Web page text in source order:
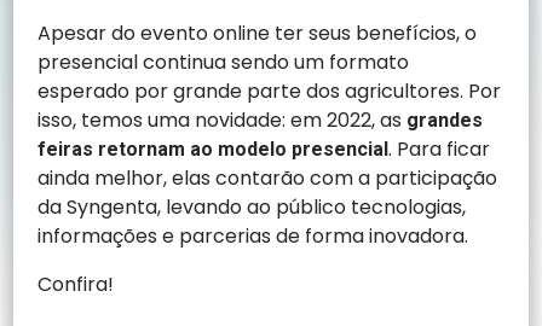
Apesar do evento online ter seus benefícios, o
presencial continua sendo um formato
esperado por grande parte dos agricultores. Por
isso, temos uma novidade: em 2022, as grandes
feiras retornam ao modelo presencial. Para ficar
ainda melhor, elas contarão com a participação
da Syngenta, levando ao público tecnologias,
informações e parcerias de forma inovadora.
Confira!